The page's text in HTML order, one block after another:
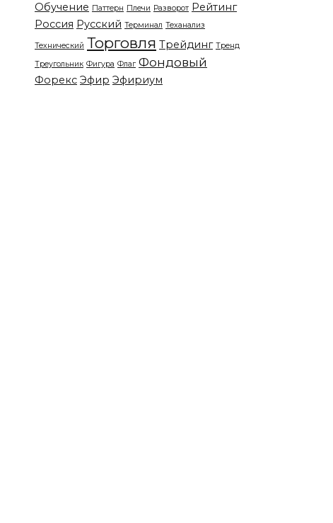
Обучение Паттерн Плечи Разворот Рейтинг
Россия Русский Терминал Теханализ
Технический Торговля Трейдинг Тренд
Треугольник Фигура Флаг Фондовый
Форекс Эфир Эфириум